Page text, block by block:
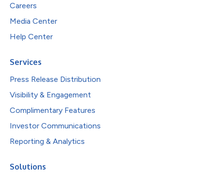
Careers
Media Center
Help Center
Services
Press Release Distribution
Visibility & Engagement
Complimentary Features
Investor Communications
Reporting & Analytics
Solutions